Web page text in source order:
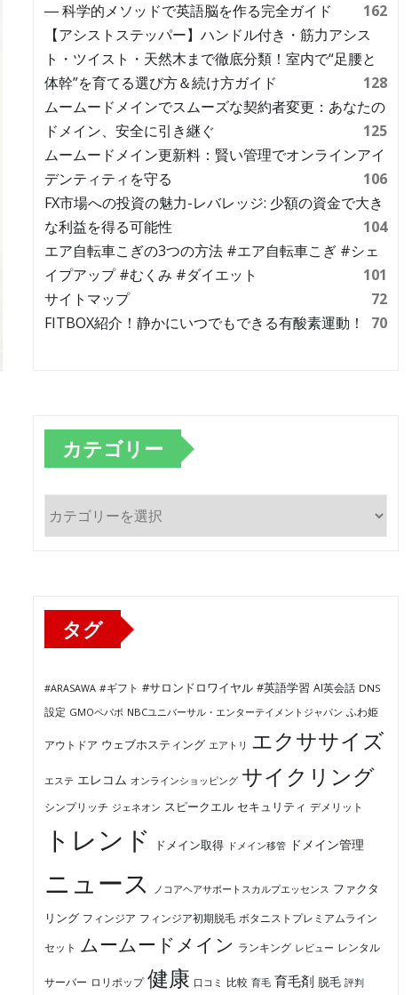
― 科学的メソッドで英語脳を作る完全ガイド
162
【アシストステッパー】ハンドル付き・筋力アシス
ト・ツイスト・天然木まで徹底分類！室内で“足腰と
体幹”を育てる選び方＆続け方ガイド
128
ムームードメインでスムーズな契約者変更：あなたの
ドメイン、安全に引き継ぐ
125
ムームードメイン更新料：賢い管理でオンラインアイ
デンティティを守る
106
FX市場への投資の魅力-レバレッジ: 少額の資金で大き
な利益を得る可能性
104
エア自転車こぎの3つの方法 #エア自転車こぎ #シェ
イプアップ #むくみ #ダイエット
101
サイトマップ
72
FITBOX紹介！静かにいつでもできる有酸素運動！
70
カテゴリー
テ
タグ
#ARASAWA #ギフト #サロンドロワイヤル #英語学習 AI英会話 DNS
設定 GMOペパボ NBCユニバーサル・エンターテイメントジャパン ふわ姫
アウトドア ウェブホスティング エアトリ エクササイズ
エステ エレコム オンラインショッピング サイクリング
シンプリッチ ジェネオン スピークエル セキュリティ デメリット
トレンド ドメイン取得 ドメイン移管 ドメイン管理
ニュース ノコアヘアサポートスカルプエッセンス ファクタ
リング フィンジア フィンジア初期脱毛 ボタニストプレミアムライン
セット ムームードメイン ランキング レビュー レンタル
サーバー ロリポップ 健康 口コミ 比較 育毛 育毛剤 脱毛 評判